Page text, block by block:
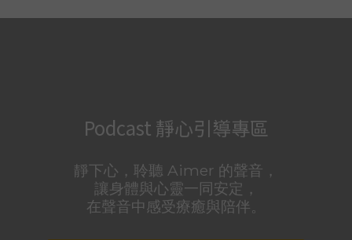
Podcast 靜心引導專區
靜下心，聆聽 Aimer 的聲音，
讓身體與心靈一同安定，
在聲音中感受療癒與陪伴。